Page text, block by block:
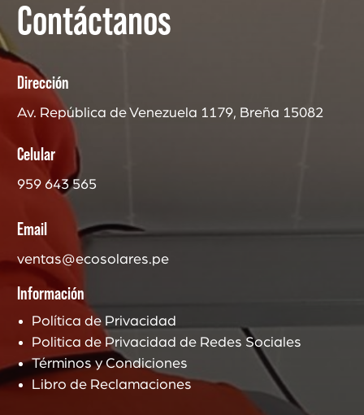
Contáctanos
Dirección
Av. República de Venezuela 1179, Breña 15082
Celular
959 643 565
Email
ventas@ecosolares.pe
Información
Política de Privacidad
Politica de Privacidad de Redes Sociales
Términos y Condiciones
Libro de Reclamaciones